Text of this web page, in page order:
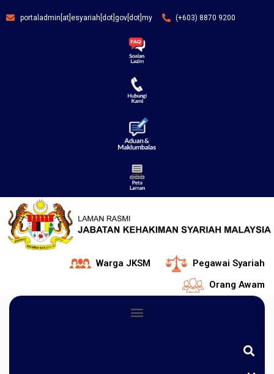
portaladmin[at]esyariah[dot]gov[dot]my (+603) 8870 9200
Warga JKSM
Pegawai Syariah
Orang Awam